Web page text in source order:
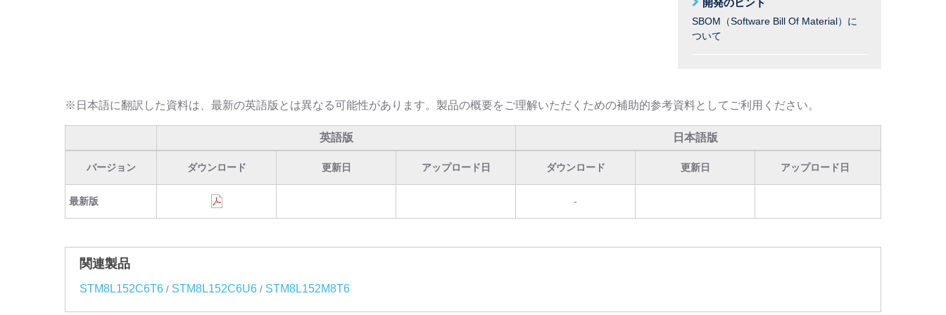
開発のヒント
SBOM（Software Bill Of Material）に
ついて
※日本語に翻訳した資料は、最新の英語版とは異なる可能性があります。製品の概要をご理解いただくための補助的参考資料としてご利用ください。
英語版 日本語版
バージョン ダウンロード 更新日 アップロード日 ダウンロード 更新日 アップロード日
最新版 -
関連製品
STM8L152C6T6 / STM8L152C6U6 / STM8L152M8T6